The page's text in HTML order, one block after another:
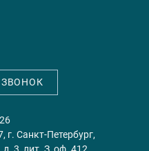
ЗВОНОК
Санкт-Петербург,